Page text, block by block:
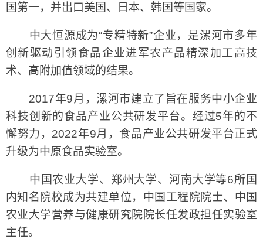
国第一，并出口美国、日本、韩国等国家。
中大恒源成为“专精特新”企业，是漯河市多年
创新驱动引领食品企业进军农产品精深加工高技
术、高附加值领域的结果。
2017年9月，漯河市建立了旨在服务中小企业
科技创新的食品产业公共研发平台。经过5年的不
懈努力，2022年9月，食品产业公共研发平台正式
升级为中原食品实验室。
中国农业大学、郑州大学、河南大学等6所国
内知名院校成为共建单位，中国工程院院士、中国
农业大学营养与健康研究院院长任发政担任实验室
主任。